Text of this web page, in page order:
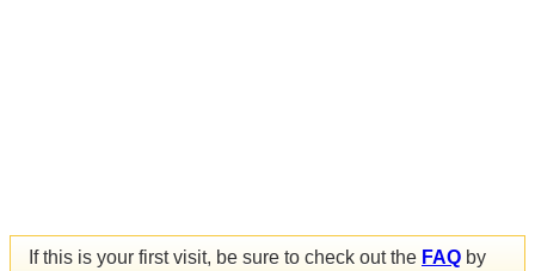
If this is your first visit, be sure to check out the FAQ by